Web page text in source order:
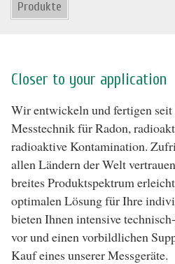
Produkte
Closer to your application
Wir entwickeln und fertigen
Messtechnik für Radon,
radioaktive Kontamination.
allen Ländern der Welt
breites Produktspektrum
optimalen Lösung für Ihre
bieten Ihnen intensive
vor und einen vorbildlichen
Kauf eines unserer Messgeräte.